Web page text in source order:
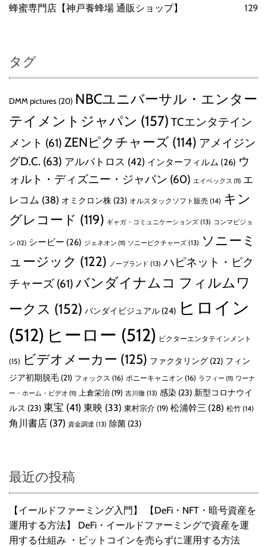
蜂蜜専門店【神戸養蜂場 通販ショップ】
129
タグ
DMM pictures (20) NBCユニバーサル・エンター
テイメントジャパン (157) TCエンタテイン
メント (61) ZENピクチャーズ (114) アメイジン
グD.C. (63) アルバトロス (42) インターフィルム (26) ウ
ォルト・ディズニー・ジャパン (60) エイベックス (11) エ
レコム (38) オミクロン株 (23) オルスタックソフト販売 (14) キン
グレコード (119) ギャガ・コミュニケーションズ (13) コンマビジョ
ン (12) シービー (26) ジェネオン (11) ソニーピクチャーズ (13) ソニーミ
ュージック (122) ノーブランド (13) ハピネット・ピク
チャーズ (61) バンダイナムコ フィルムワ
ークス (152) バンダイビジュアル (24) ヒロイン
(512) ヒーロー (512) ビクターエンタテインメント
(15) ビデオメーカー (125) ファクタリング (22) フィン
ジア初期脱毛 (21) フォックス (16) ポニーキャニオン (16) ラフィー (11) ワーナ
ー・ホーム・ビデオ (11) 上倉栄治 (19) 吉川徹 (13) 感染 (23) 新型コロナウイ
ルス (23) 東宝 (41) 東映 (33) 東村宗介 (19) 松浦幹三 (28) 松竹 (14)
角川書店 (37) 資金調達 (13) 除菌 (23)
最近の投稿
【イールドファーミング入門】 【DeFi・NFT・暗号資産を
運用する方法】 DeFi・イールドファーミングで資産を運
用する仕組み ・ビットコインを売らずに運用する方法